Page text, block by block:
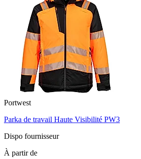
Portwest
Parka de travail Haute Visibilité PW3
Dispo fournisseur
À partir de